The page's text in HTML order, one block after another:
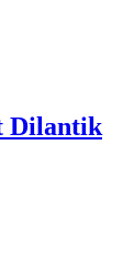
Dilantik